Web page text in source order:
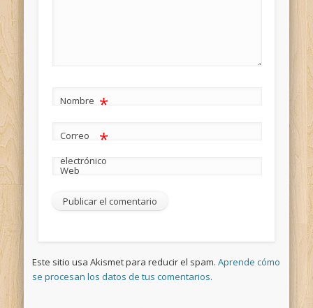
Nombre *
Correo
electrónico
*
Web
Este sitio usa Akismet para reducir el spam.Aprende cómo
se procesan los datos de tus comentarios.